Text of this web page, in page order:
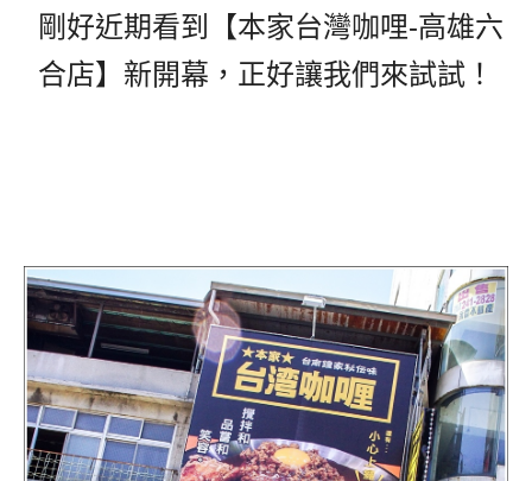
剛好近期看到
【本家台灣咖哩-高雄六
合店】新開幕，正好讓我們來試試！